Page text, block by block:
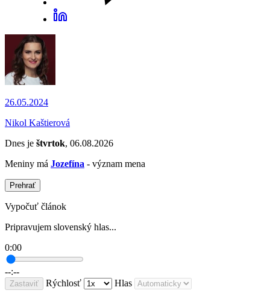
26.05.2024
Nikol Kaštierová
Dnes je štvrtok, 06.08.2026
Meniny má Jozefína - význam mena
Prehrať
Vypočuť článok
Pripravujem slovenský hlas...
0:00
--:--
Zastaviť Rýchlosť Hlas